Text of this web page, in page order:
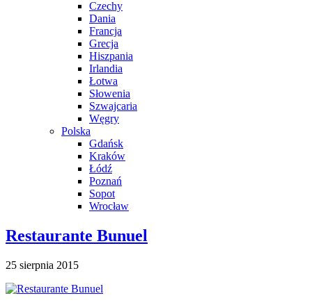
Czechy
Dania
Francja
Grecja
Hiszpania
Irlandia
Łotwa
Słowenia
Szwajcaria
Węgry
Polska
Gdańsk
Kraków
Łódź
Poznań
Sopot
Wrocław
Restaurante Bunuel
25 sierpnia 2015